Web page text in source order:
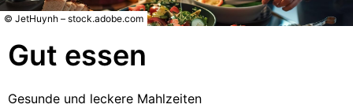
Gut essen
Gesunde und leckere Mahlzeiten
© JetHuynh – stock.adobe.com